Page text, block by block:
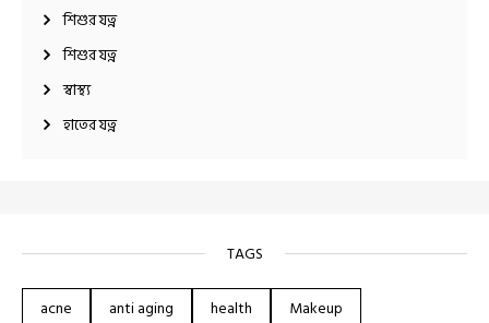
শিশুর যত্ন
শিশুর যত্ন
স্বাস্থ্য
হাতের যত্ন
TAGS
acne anti aging health
Makeup